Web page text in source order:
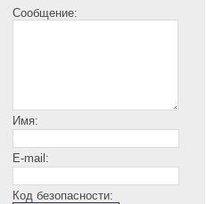
Сообщение:
Имя:
E-mail:
Код безопасности: